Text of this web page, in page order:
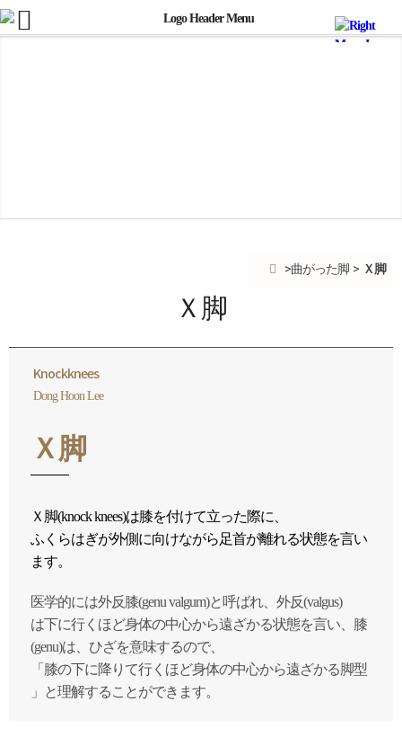
曲がった脚 Ｘ脚
Ｘ脚
Knockknees
Dong Hoon Lee
Ｘ脚
Ｘ脚(knock knees)は膝を付けて立った際に、
ふくらはぎが外側に向けながら足首が離れる状態を言い
ます。
医学的には外反膝(genu valgum)と呼ばれ、外反(valgus)
は下に行くほど身体の中心から遠ざかる状態を言い、膝
(genu)は、ひざを意味するので、
「膝の下に降りて行くほど身体の中心から遠ざかる脚型
」と理解することができます。